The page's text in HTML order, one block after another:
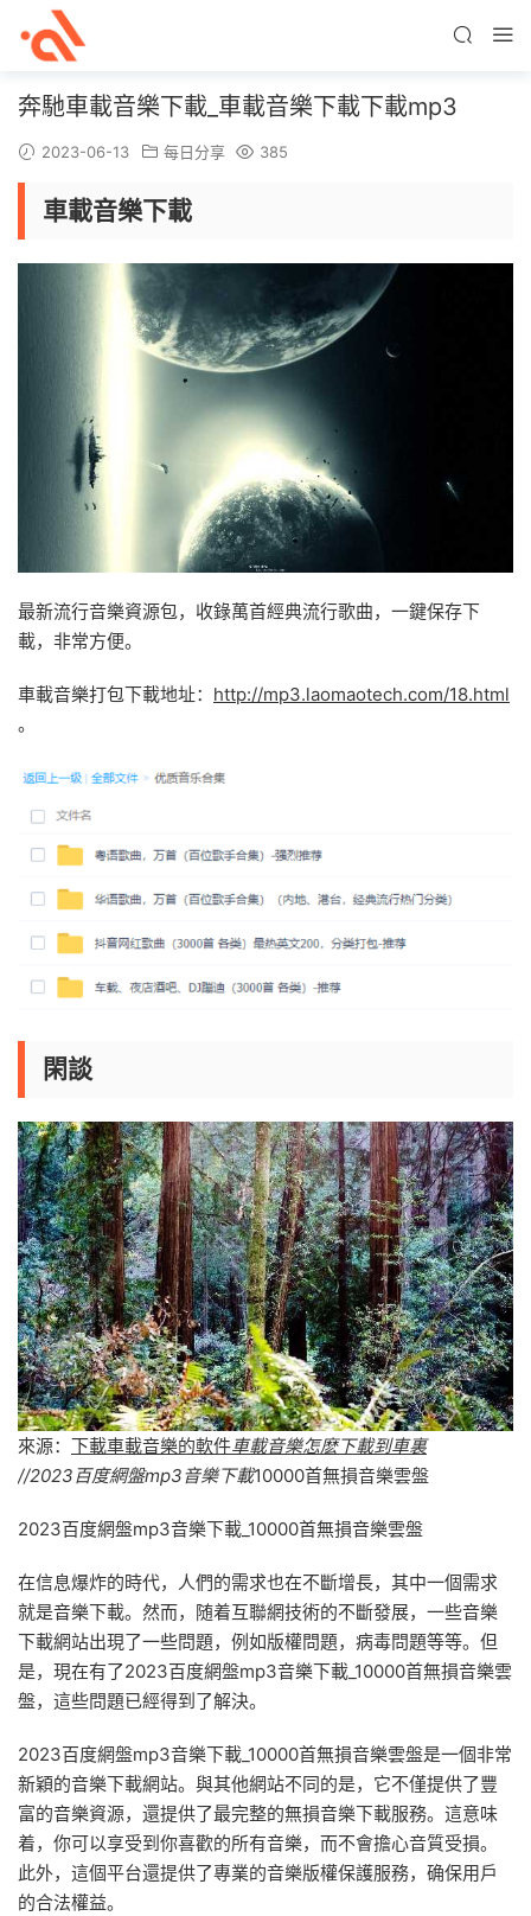
奔馳車載音樂下載_車載音樂下載下載mp3
2023-06-13 每日分享 385
車載音樂下載
最新流行音樂資源包，收錄萬首經典流行歌曲，一鍵保存下
載，非常方便。
車載音樂打包下載地址： http://mp3.laomaotech.com/18.html
。
閑談
來源： 下載車載音樂的軟件車載音樂怎麽下載到車裏
//2023百度網盤mp3音樂下載10000首無損音樂雲盤
2023百度網盤mp3音樂下載_10000首無損音樂雲盤
在信息爆炸的時代，人們的需求也在不斷增長，其中一個需求
就是音樂下載。然而，随着互聯網技術的不斷發展，一些音樂
下載網站出現了一些問題，例如版權問題，病毒問題等等。但
是，現在有了2023百度網盤mp3音樂下載_10000首無損音樂雲
盤，這些問題已經得到了解決。
2023百度網盤mp3音樂下載_10000首無損音樂雲盤是一個非常
新穎的音樂下載網站。與其他網站不同的是，它不僅提供了豐
富的音樂資源，還提供了最完整的無損音樂下載服務。這意味
着，你可以享受到你喜歡的所有音樂，而不會擔心音質受損。
此外，這個平台還提供了專業的音樂版權保護服務，确保用戶
的合法權益。